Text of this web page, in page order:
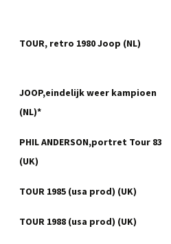
TOUR, retro 1980 Joop (NL)
JOOP,eindelijk weer kampioen
(NL)*
PHIL ANDERSON,portret Tour 83
(UK)
TOUR 1985 (usa prod) (UK)
TOUR 1988 (usa prod) (UK)